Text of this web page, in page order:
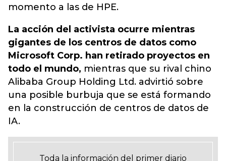
momento a las de HPE.
La acción del activista ocurre mientras
gigantes de los centros de datos como
Microsoft Corp. han retirado proyectos en
todo el mundo, mientras que su rival chino
Alibaba Group Holding Ltd. advirtió sobre
una posible burbuja que se está formando
en la construcción de centros de datos de
IA.
Toda la información del primer diario